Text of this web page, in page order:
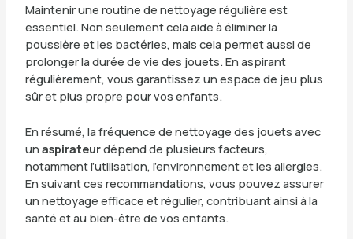
Maintenir une routine de nettoyage régulière est
essentiel. Non seulement cela aide à éliminer la
poussière et les bactéries, mais cela permet aussi de
prolonger la durée de vie des jouets. En aspirant
régulièrement, vous garantissez un espace de jeu plus
sûr et plus propre pour vos enfants.
En résumé, la fréquence de nettoyage des jouets avec
un aspirateurdépend de plusieurs facteurs,
notamment l’utilisation, l’environnement et les allergies.
En suivant ces recommandations, vous pouvez assurer
un nettoyage efficace et régulier, contribuant ainsi à la
santé et au bien-être de vos enfants.